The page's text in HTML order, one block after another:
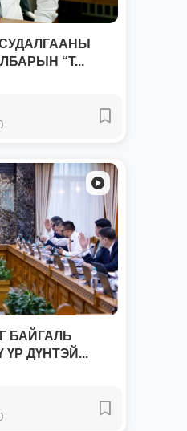
“Т...
БАЙГАЛЬ
ДҮНТЭЙ...